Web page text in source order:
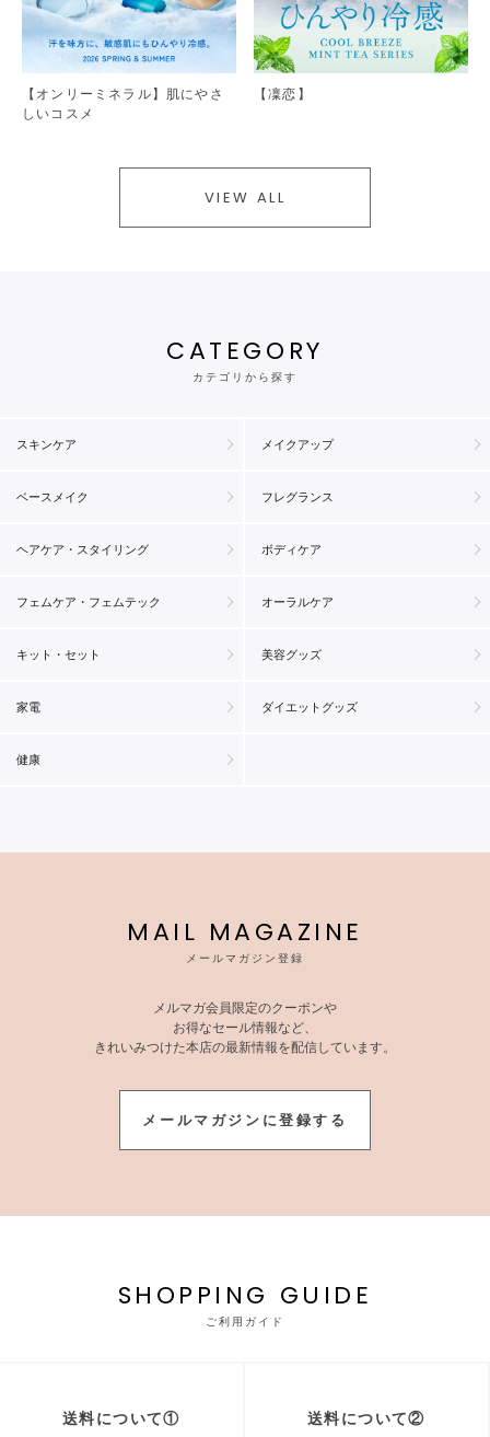
【オンリーミネラル】肌にやさ
しいコスメ
【凜恋】
VIEW ALL
CATEGORY
カテゴリから探す
スキンケア メイクアップ
ベースメイク フレグランス
ヘアケア・スタイリング ボディケア
フェムケア・フェムテック オーラルケア
キット・セット 美容グッズ
家電 ダイエットグッズ
健康
MAIL MAGAZINE
メールマガジン登録
メルマガ会員限定のクーポンや
お得なセール情報など、
きれいみつけた本店の最新情報を配信しています。
メールマガジンに登録する
SHOPPING GUIDE
ご利用ガイド
送料について① 送料について②